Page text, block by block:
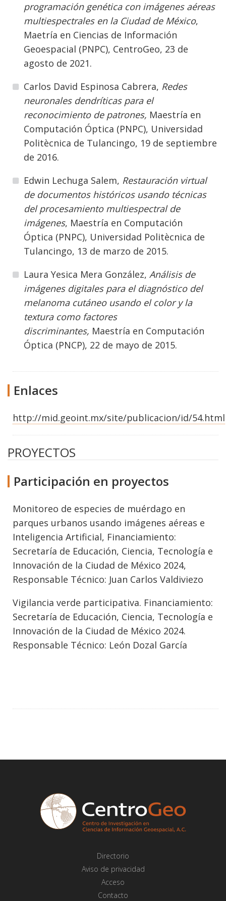
programación genética con imágenes aéreas
multiespectrales en la Ciudad de México,
Maetría en Ciencias de Información
Geoespacial (PNPC), CentroGeo, 23 de
agosto de 2021.
Carlos David Espinosa Cabrera, Redes
neuronales dendríticas para el
reconocimiento de patrones, Maestría en
Computación Óptica (PNPC), Universidad
Politècnica de Tulancingo, 19 de septiembre
de 2016.
Edwin Lechuga Salem, Restauración virtual
de documentos históricos usando técnicas
del procesamiento multiespectral de
imágenes, Maestría en Computación
Óptica (PNPC), Universidad Politècnica de
Tulancingo, 13 de marzo de 2015.
Laura Yesica Mera González, Análisis de
imágenes digitales para el diagnóstico del
melanoma cutáneo usando el color y la
textura como factores
discriminantes, Maestría en Computación
Óptica (PNCP), 22 de mayo de 2015.
Enlaces
http://mid.geoint.mx/site/publicacion/id/54.html
PROYECTOS
Participación en proyectos
Monitoreo de especies de muérdago en
parques urbanos usando imágenes aéreas e
Inteligencia Artificial, Financiamiento:
Secretaría de Educación, Ciencia, Tecnología e
Innovación de la Ciudad de México 2024,
Responsable Técnico: Juan Carlos Valdiviezo
Vigilancia verde participativa. Financiamiento:
Secretaría de Educación, Ciencia, Tecnología e
Innovación de la Ciudad de México 2024.
Responsable Técnico: León Dozal García
Directorio
Aviso de privacidad
Acceso
Contacto